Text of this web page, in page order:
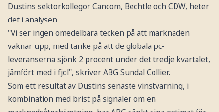
Dustins sektorkollegor Cancom, Bechtle och CDW, heter
det i analysen.
"Vi ser ingen omedelbara tecken på att marknaden
vaknar upp, med tanke på att de globala pc-
leveranserna sjönk 2 procent under det tredje kvartalet,
jämfört med i fjol", skriver ABG Sundal Collier.
Som ett resultat av Dustins senaste vinstvarning, i
kombination med brist på signaler om en